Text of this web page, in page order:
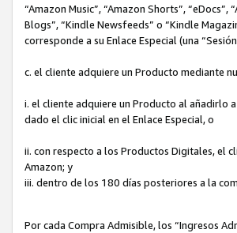
“Amazon Music”, “Amazon Shorts”,
Blogs”, “Kindle Newsfeeds” o “Kindle
corresponde a su Enlace Especial (una
c. el cliente adquiere un Producto mediante
i. el cliente adquiere un Producto al añadirlo
dado el clic inicial en el Enlace Especial, o
ii. con respecto a los Productos Digitales, el
Amazon; y
iii. dentro de los 180 días posteriores a la
Por cada Compra Admisible, los “Ingresos